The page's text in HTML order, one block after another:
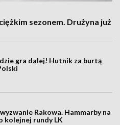
sezonem. Drużyna już
gra dalej! Hutnik za burtą
Rakowa. Hammarby na
kolejnej rundy LK